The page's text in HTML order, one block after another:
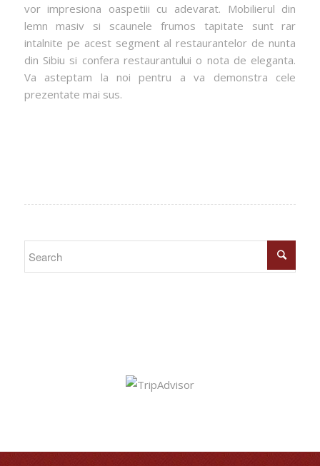
vor impresiona oaspetiii cu adevarat. Mobilierul din
lemn masiv si scaunele frumos tapitate sunt rar
intalnite pe acest segment al restaurantelor de nunta
din Sibiu si confera restaurantului o nota de eleganta.
Va asteptam la noi pentru a va demonstra cele
prezentate mai sus.